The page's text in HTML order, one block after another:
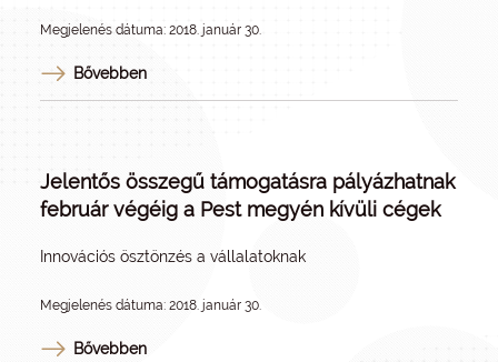
Megjelenés dátuma: 2018. január 30.
Bővebben
Jelentős összegű támogatásra pályázhatnak
február végéig a Pest megyén kívüli cégek
Innovációs ösztönzés a vállalatoknak
Megjelenés dátuma: 2018. január 30.
Bővebben